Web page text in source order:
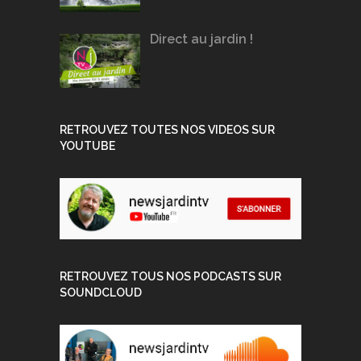
Direct au jardin !
RETROUVEZ TOUTES NOS VIDEOS SUR
YOUTUBE
RETROUVEZ TOUS NOS PODCASTS SUR
SOUNDCLOUD